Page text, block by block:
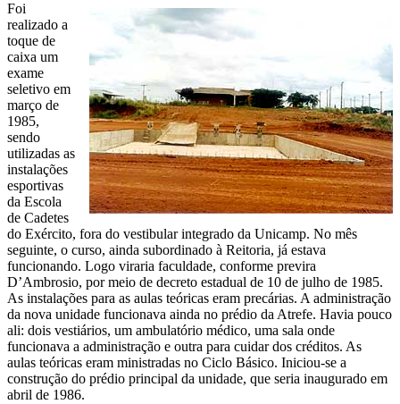
Foi
realizado a
toque de
caixa um
exame
seletivo em
março de
1985,
sendo
utilizadas as
instalações
esportivas
da Escola
de Cadetes
do Exército, fora do vestibular integrado da Unicamp. No mês
seguinte, o curso, ainda subordinado à Reitoria, já estava
funcionando. Logo viraria faculdade, conforme previra
D’Ambrosio, por meio de decreto estadual de 10 de julho de 1985.
As instalações para as aulas teóricas eram precárias. A administração
da nova unidade funcionava ainda no prédio da Atrefe. Havia pouco
ali: dois vestiários, um ambulatório médico, uma sala onde
funcionava a administração e outra para cuidar dos créditos. As
aulas teóricas eram ministradas no Ciclo Básico. Iniciou-se a
construção do prédio principal da unidade, que seria inaugurado em
abril de 1986.